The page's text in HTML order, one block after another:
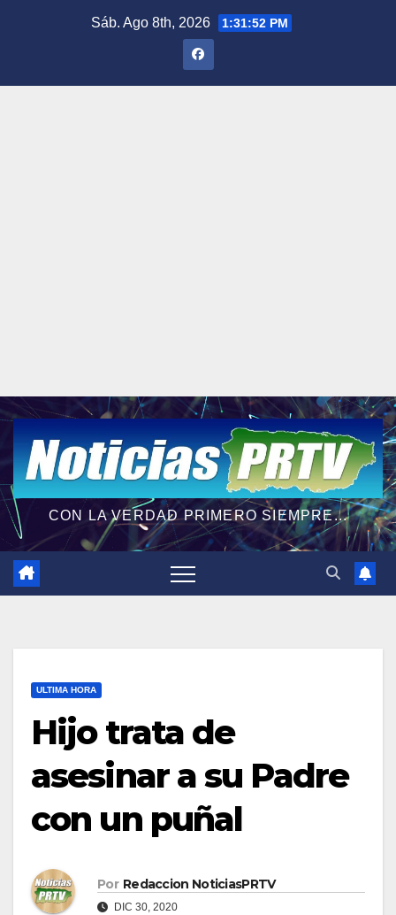
Sáb. Ago 8th, 2026 1:31:53 PM
CON LA VERDAD PRIMERO SIEMPRE...
ULTIMA HORA
Hijo trata de
asesinar a su Padre
con un puñal
Por Redaccion NoticiasPRTV
DIC 30, 2020